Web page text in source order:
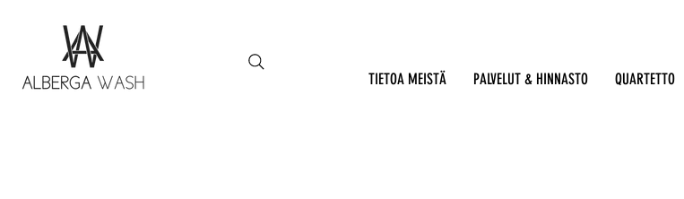
TIETOA MEISTÄ PALVELUT & HINNASTO QUARTETTO